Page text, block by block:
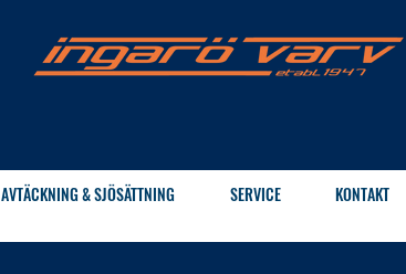
AVTÄCKNING & SJÖSÄTTNING SERVICE KONTAKT